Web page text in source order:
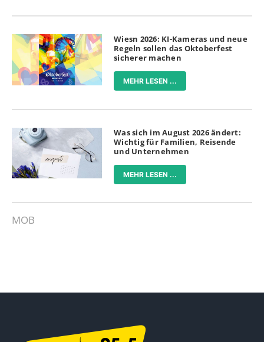
Wiesn 2026: KI-Kameras und neue
Regeln sollen das Oktoberfest
sicherer machen
MEHR LESEN ...
Was sich im August 2026 ändert:
Wichtig für Familien, Reisende
und Unternehmen
MEHR LESEN ...
MOB